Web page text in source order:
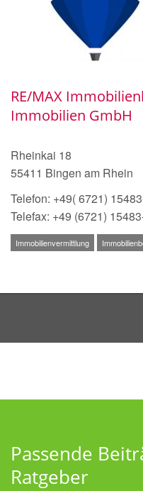
RE/MAX
Immobilien GmbH
Rheinkai 18
55411 Bingen am Rhein
Telefon: +49( 6721)
Telefax: +49 (6721)
Immobilienvermittlung
Passende
Ratgeber